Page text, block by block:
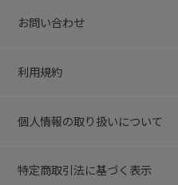
お問い合わせ
利用規約
個人情報の取り扱いについて
特定商取引法に基づく表示